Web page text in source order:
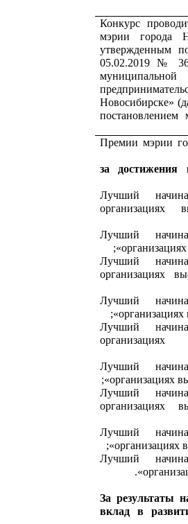
Конкурс
мэрии города
утвержденным
05.02.2019 №
Новосибирске»
Премии мэрии
за достижения
«Лучший
организациях
«Лучший
«Лучший
организациях
«Лучший
организациях
«Лучший
«Лучший
организациях
«Лучший
организациях
«Лучший
организациях
«Лучший
За результаты
вклад в